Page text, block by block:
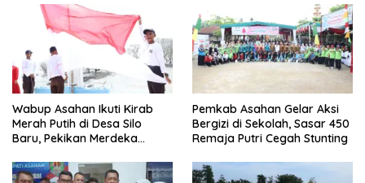
Wabup Asahan Ikuti Kirab
Merah Putih di Desa Silo
Baru, Pekikan Merdeka
Pemkab Asahan Gelar Aksi
Bergizi di Sekolah, Sasar 450
Remaja Putri Cegah Stunting